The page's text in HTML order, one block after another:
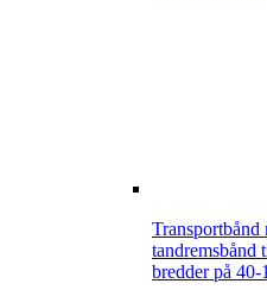
Transportbånd
tandremsbånd
bredder på 40-